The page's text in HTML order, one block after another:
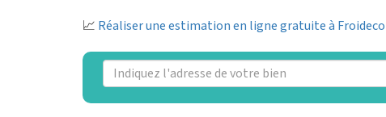
📈 Réaliser une estimation en ligne gratuite à